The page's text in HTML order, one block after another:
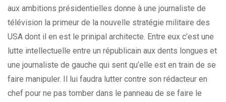
aux ambitions présidentielles donne à une journaliste de
télévision la primeur de la nouvelle stratégie militaire des
USA dont il en est le prinipal architecte. Entre eux c’est une
lutte intellectuelle entre un républicain aux dents longues et
une journaliste de gauche qui sent qu’elle est en train de se
faire manipuler. Il lui faudra lutter contre son rédacteur en
chef pour ne pas tomber dans le panneau de se faire le